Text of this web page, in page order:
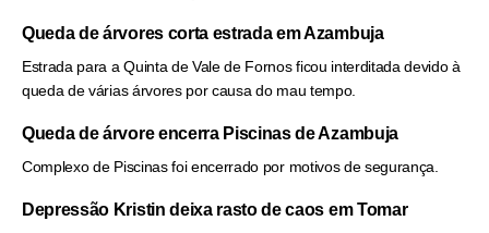
Queda de árvores corta estrada em Azambuja
Estrada para a Quinta de Vale de Fornos ficou interditada devido à
queda de várias árvores por causa do mau tempo.
Queda de árvore encerra Piscinas de Azambuja
Complexo de Piscinas foi encerrado por motivos de segurança.
Depressão Kristin deixa rasto de caos em Tomar